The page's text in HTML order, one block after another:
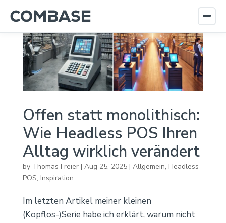
Offen statt monolithisch:
Wie Headless POS Ihren
Alltag wirklich verändert
by Thomas Freier| Aug 25, 2025| Allgemein, Headless
POS, Inspiration
Im letzten Artikel meiner kleinen
(Kopflos-)Serie habe ich erklärt, warum nicht